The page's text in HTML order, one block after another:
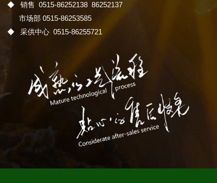
◆ 销售 0515-86252138 86252137
市场部 0515-86253585
◆ 采供中心 0515-86255721